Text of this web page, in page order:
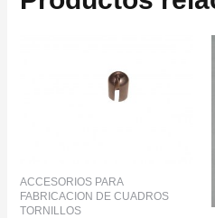
ACCESORIOS PARA
FABRICACION DE CUADROS
TORNILLOS